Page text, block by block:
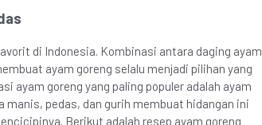
di Indonesia. Kombinasi antara daging ayam
ayam goreng selalu menjadi pilihan yang
ayam goreng yang paling populer adalah ayam
manis, pedas, dan gurih membuat hidangan ini
Berikut adalah resep ayam goreng